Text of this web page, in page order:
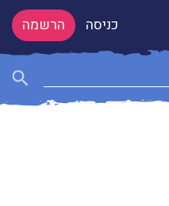
כניסה הרשמה